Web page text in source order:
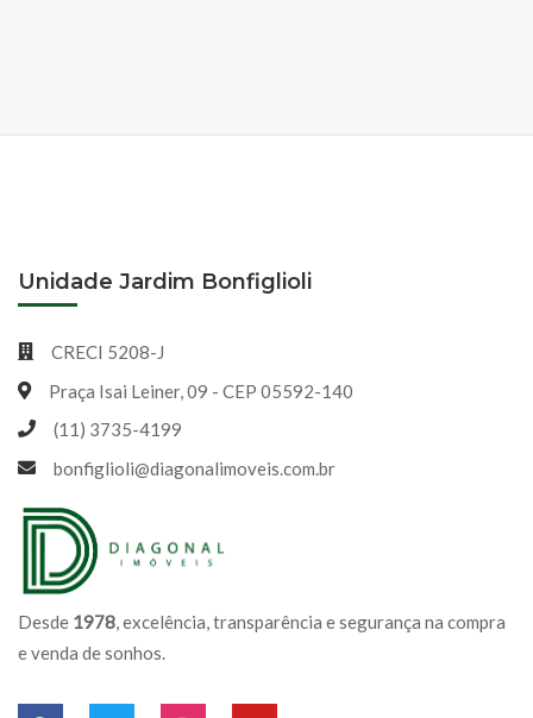
Desde 1978, excelência, transparência e segurança na compra
e venda de sonhos.
Unidade Jardim Bonfiglioli
CRECI 5208-J
Praça Isai Leiner, 09 - CEP 05592-140
(11) 3735-4199
bonfiglioli@diagonalimoveis.com.br